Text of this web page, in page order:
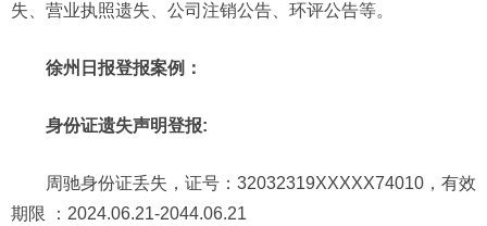
失、营业执照遗失、公司注销公告、环评公告等。
徐州日报登报案例：
身份证遗失声明登报:
周驰身份证丢失，证号：32032319XXXXX74010，有效
期限 ：2024.06.21-2044.06.21